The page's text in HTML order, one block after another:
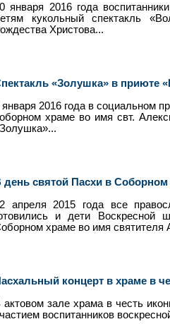
января 2016 года
кукольный спектакль
Христова...
«Золушка» в приюте
января 2016 года в социальном
храме во имя свт.
день святой Пасхи в
апреля 2015 года все
и дети Воскресной
храме во имя святителя
концерт в храме в
актовом зале храма в честь
воспитанников